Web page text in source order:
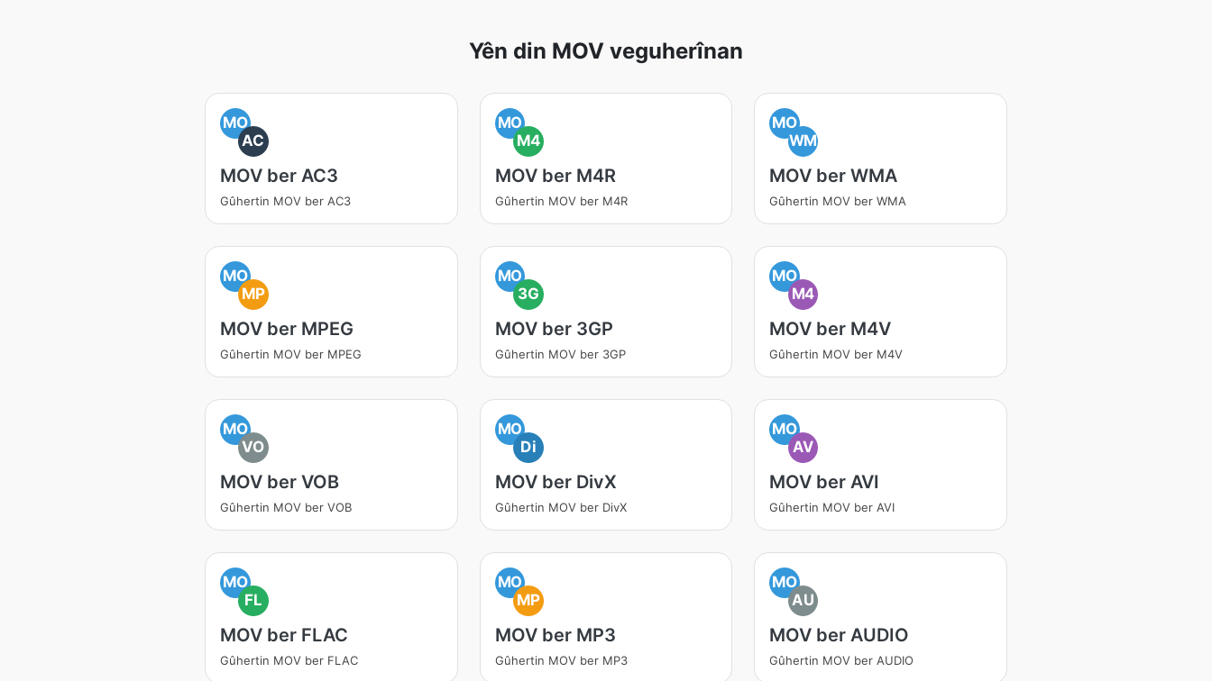
Yên din MOV veguherînan
MO
AC
MOV ber AC3
Gûhertin MOV ber AC3
MO
M4
MOV ber M4R
Gûhertin MOV ber M4R
MO
WM
MOV ber WMA
Gûhertin MOV ber WMA
MO
MP
MOV ber MPEG
Gûhertin MOV ber MPEG
MO
3G
MOV ber 3GP
Gûhertin MOV ber 3GP
MO
M4
MOV ber M4V
Gûhertin MOV ber M4V
MO
VO
MOV ber VOB
Gûhertin MOV ber VOB
MO
Di
MOV ber DivX
Gûhertin MOV ber DivX
MO
AV
MOV ber AVI
Gûhertin MOV ber AVI
MO
FL
MOV ber FLAC
Gûhertin MOV ber FLAC
MO
MP
MOV ber MP3
Gûhertin MOV ber MP3
MO
AU
MOV ber AUDIO
Gûhertin MOV ber AUDIO